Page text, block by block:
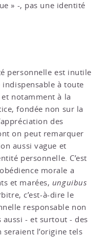
» -, pas une identité
personnelle est inutile
à toute
notamment à la
fondée non sur la
des
on peut remarquer
aussi vague et
personnelle. C’est
morale a
et marées, unguibus
c’est-à-dire le
responsable non
aussi - et surtout - des
l’origine tels